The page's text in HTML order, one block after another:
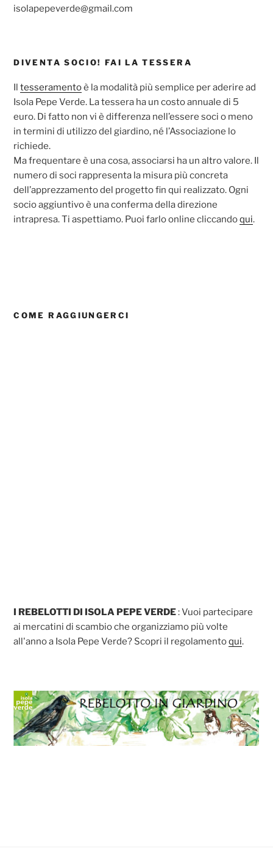
isolapepeverde@gmail.com
DIVENTA SOCIO! FAI LA TESSERA
Iltesseramentoè la modalità più semplice per aderire ad
Isola Pepe Verde. La tessera ha un costo annuale di 5
euro. Di fatto non vi è differenza nell’essere soci o meno
in termini di utilizzo del giardino, né l’Associazione lo
richiede.
Ma frequentare è una cosa, associarsi ha un altro valore. Il
numero di soci rappresenta la misura più concreta
dell’apprezzamento del progetto fin qui realizzato. Ogni
socio aggiuntivo è una conferma della direzione
intrapresa. Ti aspettiamo. Puoi farlo online cliccandoqui.
COME RAGGIUNGERCI
I REBELOTTI DI ISOLA PEPE VERDE: Vuoi partecipare
ai mercatini di scambio che organizziamo più volte
all'anno a Isola Pepe Verde? Scopri il regolamentoqui.